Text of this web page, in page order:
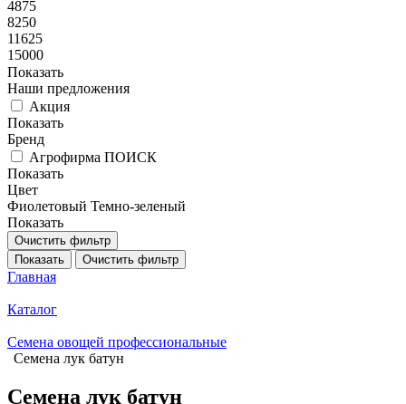
4875
8250
11625
15000
Показать
Наши предложения
Акция
Показать
Бренд
Агрофирма ПОИСК
Показать
Цвет
Фиолетовый Темно-зеленый
Показать
Очистить фильтр
Показать
Очистить фильтр
Главная
Каталог
Семена овощей профессиональные
Семена лук батун
Семена лук батун